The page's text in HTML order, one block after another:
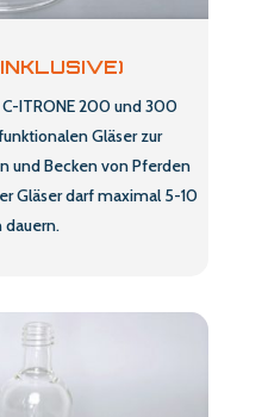
ITRONE 200 und 300
Gläser zur
und Becken von Pferden
Gläser darf maximal 5-10
dauern.